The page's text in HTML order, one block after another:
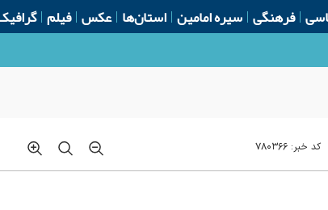
فرهنگی سیره امامین استان‌ها عکس فیلم
جامعه می‌شود
کد خبر: ۷۸۰۳۶۶